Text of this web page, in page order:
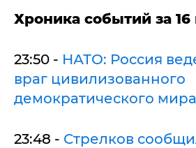
Хроника событий за
23:50 - НАТО: Россия
враг цивилизованного
демократического мира
23:48 - Стрелков